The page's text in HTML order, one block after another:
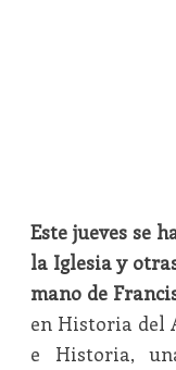
Este jueves se
la Iglesia y
mano de
en Historia del
e Historia,